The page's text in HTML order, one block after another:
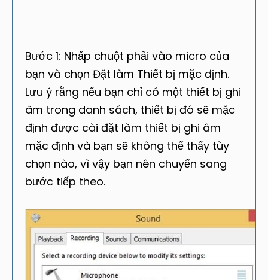
Bước 1: Nhấp chuột phải vào micro của
bạn và chọn Đặt làm Thiết bị mặc định.
Lưu ý rằng nếu bạn chỉ có một thiết bị ghi
âm trong danh sách, thiết bị đó sẽ mặc
định được cài đặt làm thiết bị ghi âm
mặc định và bạn sẽ không thể thấy tùy
chọn nào, vì vậy bạn nên chuyển sang
bước tiếp theo.